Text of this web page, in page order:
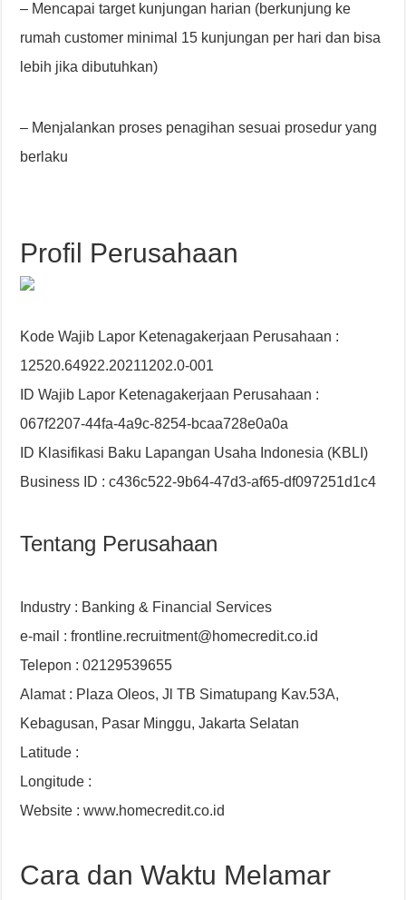
– Mencapai target kunjungan harian (berkunjung ke
rumah customer minimal 15 kunjungan per hari dan bisa
lebih jika dibutuhkan)
– Menjalankan proses penagihan sesuai prosedur yang
berlaku
Profil Perusahaan
Kode Wajib Lapor Ketenagakerjaan Perusahaan :
12520.64922.20211202.0-001
ID Wajib Lapor Ketenagakerjaan Perusahaan :
067f2207-44fa-4a9c-8254-bcaa728e0a0a
ID Klasifikasi Baku Lapangan Usaha Indonesia (KBLI)
Business ID : c436c522-9b64-47d3-af65-df097251d1c4
Tentang Perusahaan
Industry : Banking & Financial Services
e-mail : frontline.recruitment@homecredit.co.id
Telepon : 02129539655
Alamat : Plaza Oleos, Jl TB Simatupang Kav.53A,
Kebagusan, Pasar Minggu, Jakarta Selatan
Latitude :
Longitude :
Website : www.homecredit.co.id
Cara dan Waktu Melamar